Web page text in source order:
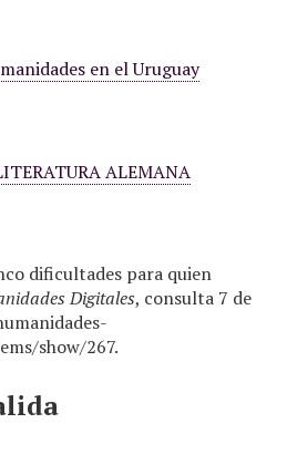
en el Uruguay
ALEMANA
dificultades para quien
Digitales, consulta 7 de
show/267.